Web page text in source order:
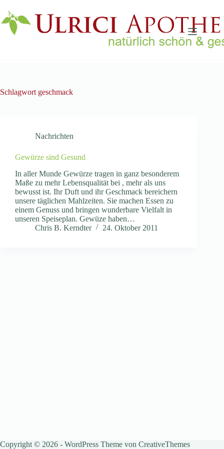
Inhalt
springen
Schlagwort geschmack
Nachrichten
Gewürze sind Gesund
In aller Munde Gewürze tragen in ganz besonderem
Maße zu mehr Lebensqualität bei , mehr als uns
bewusst ist. Ihr Duft und ihr Geschmack bereichern
unsere täglichen Mahlzeiten. Sie machen Essen zu
einem Genuss und bringen wunderbare Vielfalt in
unseren Speiseplan. Gewüze haben…
Chris B. Kerndter
24. Oktober 2011
Copyright © 2026 - WordPress Theme von CreativeThemes